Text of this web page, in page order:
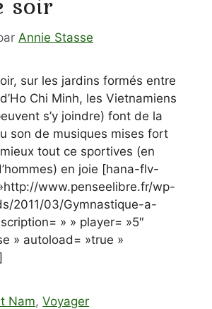
Annie Stasse
sur les jardins formés entre
Chi Minh, les Vietnamiens
s’y joindre) font de la
son de musiques mises fort
tout ce sportives (en
en joie [hana-flv-
www.penseelibre.fr/wp-
2011/03/Gymnastique-a-
» » player= »5″
» autoload= »true »
Nam,Voyager